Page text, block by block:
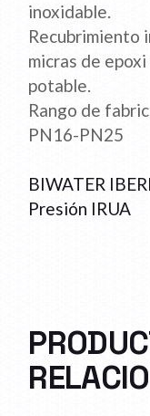
inoxidable.
Recubrimiento
micras de
potable.
Rango de
PN16-PN25
BIWATER
Presión IRUA